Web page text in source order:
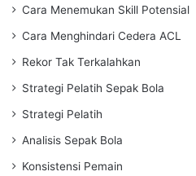
Cara Menemukan Skill Potensial
Cara Menghindari Cedera ACL
Rekor Tak Terkalahkan
Strategi Pelatih Sepak Bola
Strategi Pelatih
Analisis Sepak Bola
Konsistensi Pemain